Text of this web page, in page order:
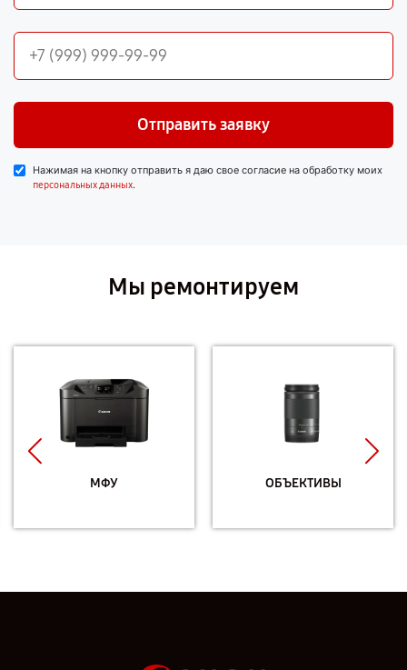
Отправить заявку
Нажимая на кнопку отправить я даю свое согласие на обработку моих
персональных данных.
Мы ремонтируем
МФУ ОБЪЕКТИВЫ